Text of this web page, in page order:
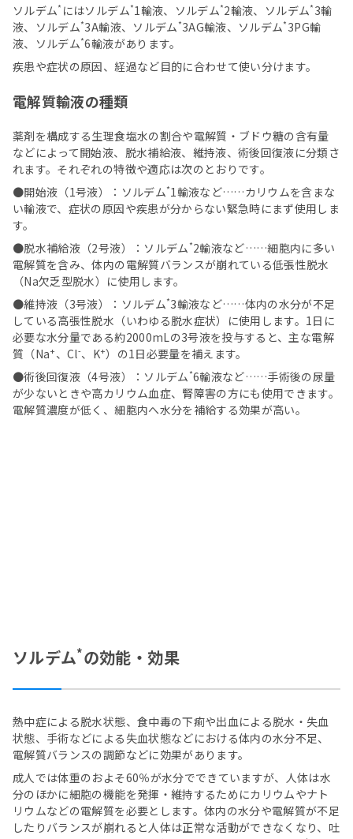
ソルデム* にはソルデム*1輸液、ソルデム*2輸液、ソルデム* 3輸
液、ソルデム*3A輸液、ソルデム*3AG輸液、ソルデム* 3PG輸
液、ソルデム*6輸液があります。
疾患や症状の原因、経過など目的に合わせて使い分けます。
電解質輸液の種類
薬剤を構成する生理食塩水の割合や電解質・ブドウ糖の含有量
などによって開始液、脱水補給液、維持液、術後回復液に分類さ
れます。それぞれの特徴や適応は次のとおりです。
●開始液（1号液）：ソルデム*1輸液など……カリウムを含まな
い輸液で、症状の原因や疾患が分からない緊急時にまず使用しま
す。
●脱水補給液（2号液）：ソルデム*2輸液など……細胞内に多い
電解質を含み、体内の電解質バランスが崩れている低張性脱水
（Na欠乏型脱水）に使用します。
●維持液（3号液）：ソルデム*3輸液など……体内の水分が不足
している高張性脱水（いわゆる脱水症状）に使用します。1日に
必要な水分量である約2000mLの3号液を投与すると、主な電解
質（Na+ 、Cl-、K+）の1日必要量を補えます。
●術後回復液（4号液）：ソルデム*6輸液など……手術後の尿量
が少ないときや高カリウム血症、腎障害の方にも使用できます。
電解質濃度が低く、細胞内へ水分を補給する効果が高い。
ソルデム*の効能・効果
熱中症による脱水状態、食中毒の下痢や出血による脱水・失血
状態、手術などによる失血状態などにおける体内の水分不足、
電解質バランスの調節などに効果があります。
成人では体重のおよそ60％が水分でできていますが、人体は水
分のほかに細胞の機能を発揮・維持するためにカリウムやナト
リウムなどの電解質を必要とします。体内の水分や電解質が不足
したりバランスが崩れると人体は正常な活動ができなくなり、吐